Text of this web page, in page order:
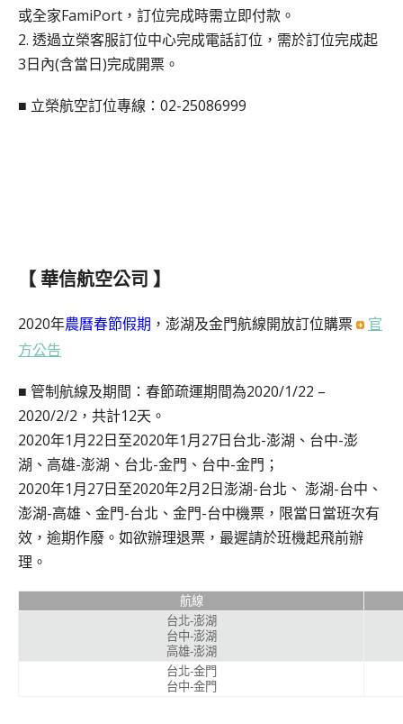
或全家FamiPort，訂位完成時需立即付款。
2. 透過立榮客服訂位中心完成電話訂位，需於訂位完成起
3日內(含當日)完成開票。
■ 立榮航空訂位專線：02-25086999
【 華信航空公司 】
2020年農曆春節假期 ，澎湖及金門航線開放訂位購票
官
方公告
■ 管制航線及期間：春節疏運期間為2020/1/22 –
2020/2/2，共計12天。
2020年1月22日至2020年1月27日台北-澎湖、台中-澎
湖、高雄-澎湖、台北-金門、台中-金門；
2020年1月27日至2020年2月2日澎湖-台北、 澎湖-台中、
澎湖-高雄、金門-台北、金門-台中機票，限當日當班次有
效，逾期作廢。如欲辦理退票，最遲請於班機起飛前辦
理。
航線
台北-澎湖
台中-澎湖
高雄-澎湖
台北-金門
台中-金門